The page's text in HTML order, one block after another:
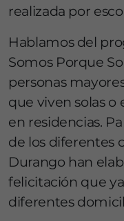
realizada por
Hablamos del
Somos Porque
personas
que viven solas o
en residencias.
de los diferentes
Durango han
felicitación que
diferentes